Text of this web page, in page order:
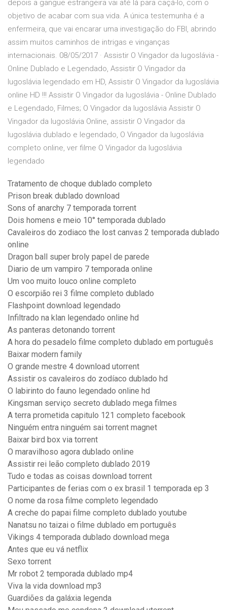
depois a gangue estrangeira vai até lá para caçá-lo, com o
objetivo de acabar com sua vida. A única testemunha é a
enfermeira, que vai encarar uma investigação do FBI, abrindo
assim muitos caminhos de intrigas e vinganças
internacionais. 08/05/2017 · Assistir O Vingador da Iugoslávia -
Online Dublado e Legendado, Assistir O Vingador da
Iugoslávia legendado em HD, Assistir O Vingador da Iugoslávia
online HD !!! Assistir O Vingador da Iugoslávia - Online Dublado
e Legendado, Filmes; O Vingador da Iugoslávia Assistir O
Vingador da Iugoslávia Online, assistir O Vingador da
Iugoslávia dublado e legendado, O Vingador da Iugoslávia
completo online, ver filme O Vingador da Iugoslávia
legendado
Tratamento de choque dublado completo
Prison break dublado download
Sons of anarchy 7 temporada torrent
Dois homens e meio 10° temporada dublado
Cavaleiros do zodiaco the lost canvas 2 temporada dublado
online
Dragon ball super broly papel de parede
Diario de um vampiro 7 temporada online
Um voo muito louco online completo
O escorpião rei 3 filme completo dublado
Flashpoint download legendado
Infiltrado na klan legendado online hd
As panteras detonando torrent
A hora do pesadelo filme completo dublado em português
Baixar modern family
O grande mestre 4 download utorrent
Assistir os cavaleiros do zodíaco dublado hd
O labirinto do fauno legendado online hd
Kingsman serviço secreto dublado mega filmes
A terra prometida capitulo 121 completo facebook
Ninguém entra ninguém sai torrent magnet
Baixar bird box via torrent
O maravilhoso agora dublado online
Assistir rei leão completo dublado 2019
Tudo e todas as coisas download torrent
Participantes de ferias com o ex brasil 1 temporada ep 3
O nome da rosa filme completo legendado
A creche do papai filme completo dublado youtube
Nanatsu no taizai o filme dublado em português
Vikings 4 temporada dublado download mega
Antes que eu vá netflix
Sexo torrent
Mr robot 2 temporada dublado mp4
Viva la vida download mp3
Guardiões da galáxia legenda